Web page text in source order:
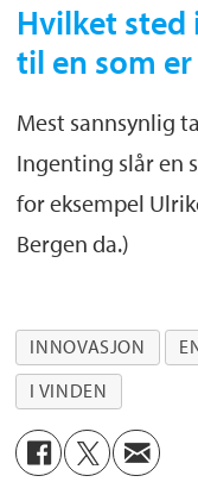
Hvilket sted
til en som
Mest sannsynlig
Ingenting slår en
for eksempel
Bergen da.)
INNOVASJON
I VINDEN